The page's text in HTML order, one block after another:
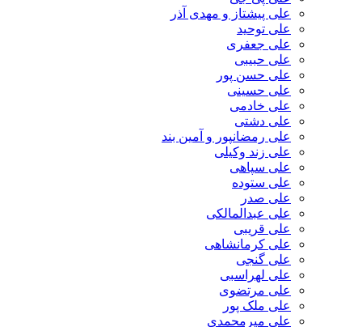
علی پیشتاز و مهدی آذر
علی توحید
علی جعفری
علی حبیبی
علی حسن پور
علی حسینی
علی خادمی
علی دشتی
علی رمضانپور و آمین بند
علی زند وکیلی
علی سپاهی
علی ستوده
علی صدر
علی عبدالمالکی
علی قریبی
علی کرمانشاهی
علی گنجی
علی لهراسبی
علی مرتضوی
علی ملک پور
علی میرمحمدی